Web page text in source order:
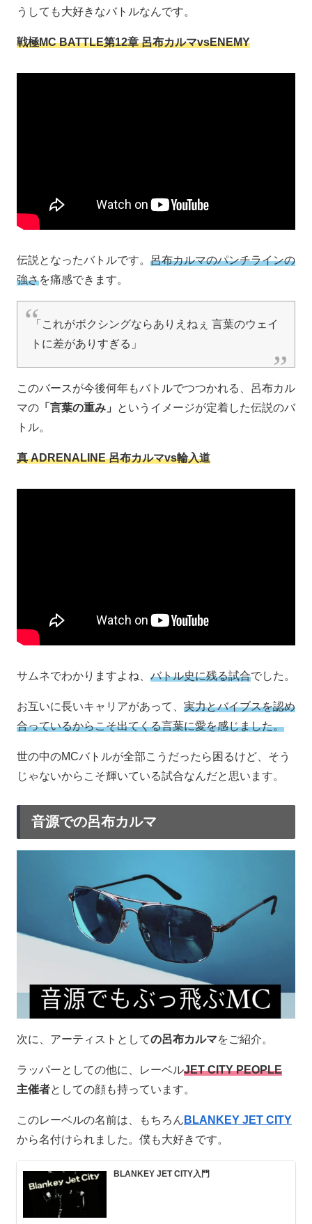
うしても大好きなバトルなんです。
戦極MC BATTLE第12章 呂布カルマvsENEMY
伝説となったバトルです。 呂布カルマのパンチラインの
強さを痛感できます。
「これがボクシングならありえねぇ 言葉のウェイ
トに差がありすぎる」
このバースが今後何年もバトルでつつかれる、呂布カル
マの 「言葉の重み」
というイメージが定着した伝説のバ
トル。
真 ADRENALINE 呂布カルマvs輪入道
サムネでわかりますよね、 バトル史に残る試合でした。
お互いに長いキャリアがあって、 実力とバイブスを認め
合っているからこそ出てくる言葉に愛を感じました。
世の中のMCバトルが全部こうだったら困るけど、そう
じゃないからこそ輝いている試合なんだと思います。
音源での呂布カルマ
次に、アーティストとしての呂布カルマをご紹介。
ラッパーとしての他に、レーベルJET CITY PEOPLE
主催者としての顔も持っています。
このレーベルの名前は、もちろん BLANKEY JET CITY
から名付けられました。僕も大好きです。
BLANKEY JET CITY入門